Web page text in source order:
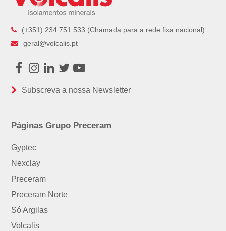
(+351) 234 751 533 (Chamada para a rede fixa nacional)
geral@volcalis.pt
Facebook
Instagram
LinkedIn
TwitterYoutube
Subscreva a nossa Newsletter
Páginas Grupo Preceram
Gyptec
Nexclay
Preceram
Preceram Norte
Só Argilas
Volcalis